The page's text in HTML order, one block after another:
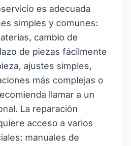
es adecuada
simples y comunes:
cambio de
de piezas fácilmente
ajustes simples,
más complejas o
llamar a un
La reparación
acceso a varios
manuales de